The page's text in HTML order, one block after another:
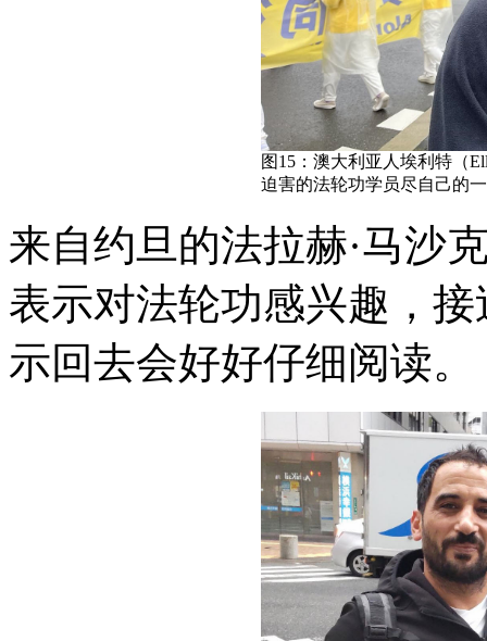
图15：澳大利亚人埃利特（
迫害的法轮功学员尽自己的
来自约旦的法拉赫·马沙
表示对法轮功感兴趣，
示回去会好好仔细阅读。